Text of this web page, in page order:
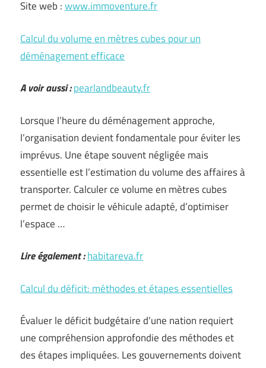
Site web :www.immoventure.fr
Calcul du volume en mètres cubes pour un
déménagement efficace
A voir aussi :pearlandbeauty.fr
Lorsque l’heure du déménagement approche,
l’organisation devient fondamentale pour éviter les
imprévus. Une étape souvent négligée mais
essentielle est l’estimation du volume des affaires à
transporter. Calculer ce volume en mètres cubes
permet de choisir le véhicule adapté, d’optimiser
l’espace …
Lire également :habitareva.fr
Calcul du déficit: méthodes et étapes essentielles
Évaluer le déficit budgétaire d’une nation requiert
une compréhension approfondie des méthodes et
des étapes impliquées. Les gouvernements doivent